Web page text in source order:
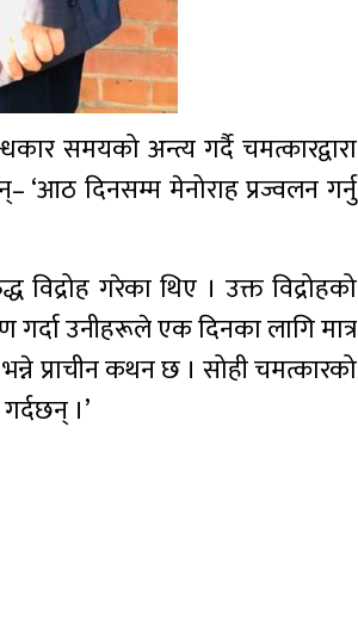
समयको अन्त्य गर्दै चमत्कारद्वारा
‘आठ दिनसम्म मेनोराह प्रज्वलन गर्नु
गरेका थिए । उक्त विद्रोहको
उनीहरूले एक दिनका लागि मात्र
प्राचीन कथन छ । सोही चमत्कारको
।’